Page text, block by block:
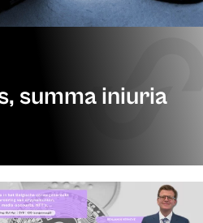
summa iniuria